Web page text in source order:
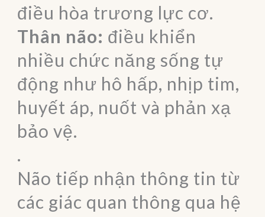
điều hòa trương lực cơ.
Thân não: điều khiển
nhiều chức năng sống tự
động như hô hấp, nhịp tim,
huyết áp, nuốt và phản xạ
bảo vệ.
.
Não tiếp nhận thông tin từ
các giác quan thông qua hệ